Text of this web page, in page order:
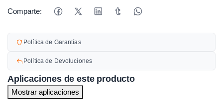
Comparte:
Política de Garantías
Política de Devoluciones
Aplicaciones de este producto
Mostrar aplicaciones